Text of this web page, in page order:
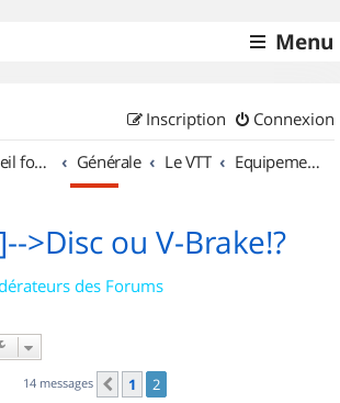
Menu
Connexion
Inscription
Accueil forum Générale Le VTT Equipements et Accessoires
>Disc ou V-Brake!?
des Forums
14 messages Précédent
1 2